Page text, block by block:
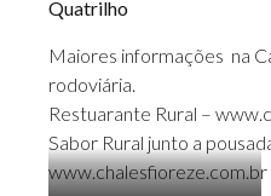
Quatrilho
Maiores informações na
rodoviária.
Restuarante Rural –
Sabor Rural junto a
www.chalesfioreze.com.br